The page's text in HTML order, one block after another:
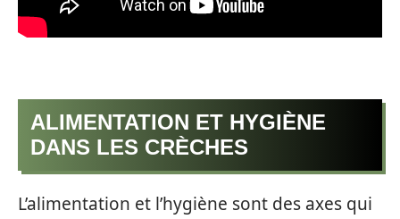
ALIMENTATION ET HYGIÈNE
DANS LES CRÈCHES
L’alimentation et l’hygiène sont des axes qui